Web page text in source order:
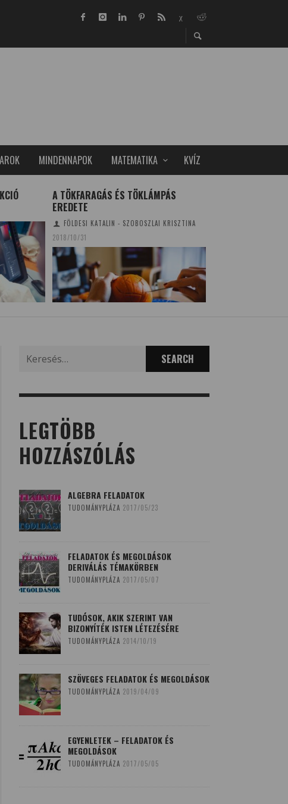
MINDENNAPOK MATEMATIKA KVÍZ
A TÖKFARAGÁS ÉS TÖKLÁMPÁS
EREDETE
FÖLDESI KATALIN - SZOBOSZLAI KRISZTINA
2018/10/31
for:
LEGTÖBB
HOZZÁSZÓLÁS
ALGEBRA FELADATOK
TUDOMÁNYPLÁZA 2017/05/23
FELADATOK ÉS MEGOLDÁSOK
DERIVÁLÁS TÉMAKÖRBEN
TUDOMÁNYPLÁZA 2017/05/07
TUDÓSOK, AKIK SZERINT VAN
BIZONYÍTÉK ISTEN LÉTEZÉSÉRE
TUDOMÁNYPLÁZA 2014/10/19
SZÖVEGES FELADATOK ÉS MEGOLDÁSOK
TUDOMÁNYPLÁZA 2019/04/09
EGYENLETEK – FELADATOK ÉS
MEGOLDÁSOK
TUDOMÁNYPLÁZA 2017/05/05